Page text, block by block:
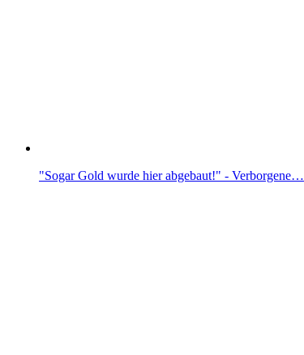
"Sogar Gold wurde hier abgebaut!" - Verborgene…